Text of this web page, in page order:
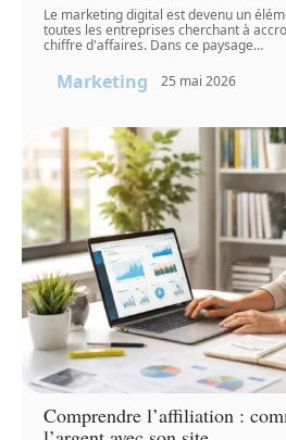
Le marketing digital est devenu un
toutes les entreprises cherchant à
chiffre d'affaires. Dans ce paysage…
Marketing 25 mai 2026
Comprendre l’affiliation :